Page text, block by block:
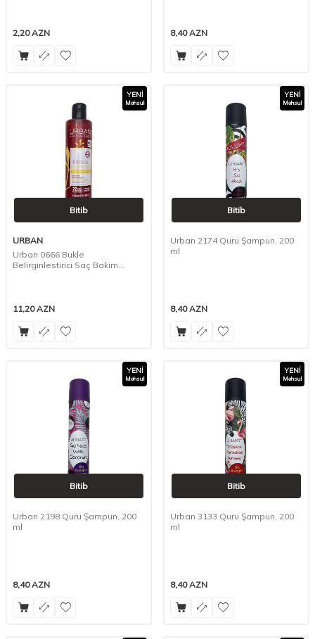
2,20AZN 8,40AZN
YENI
Məhsul
Bitib
URBAN
Urban 0666 Bukle
Belirginlestirici Saç Bakim
11,20AZN
YENI
Məhsul
Bitib
Urban 2174 Quru Şampun, 200
ml
8,40AZN
YENI
Məhsul
Bitib
Urban 2198 Quru Şampun, 200
ml
8,40AZN
YENI
Məhsul
Bitib
Urban 3133 Quru Şampun, 200
ml
8,40AZN